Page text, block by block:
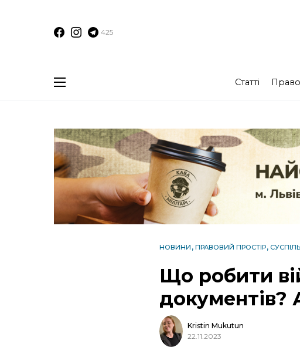
425
Статті
НОВИНИ ПРАВОВИЙ ПРОСТІР
Що робити
документів?
Kristin Mukutun
22.11.2023